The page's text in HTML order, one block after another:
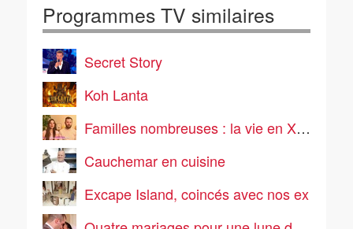
Programmes TV similaires
Secret Story
Koh Lanta
Familles nombreuses : la vie en XXL
Cauchemar en cuisine
Excape Island, coincés avec nos ex